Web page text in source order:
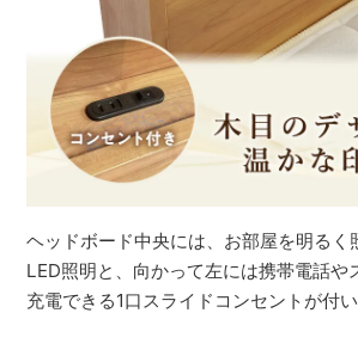
ヘッドボード中央には、お部屋を明るく
LED照明と、向かって左には携帯電話や
充電できる1口スライドコンセントが付い